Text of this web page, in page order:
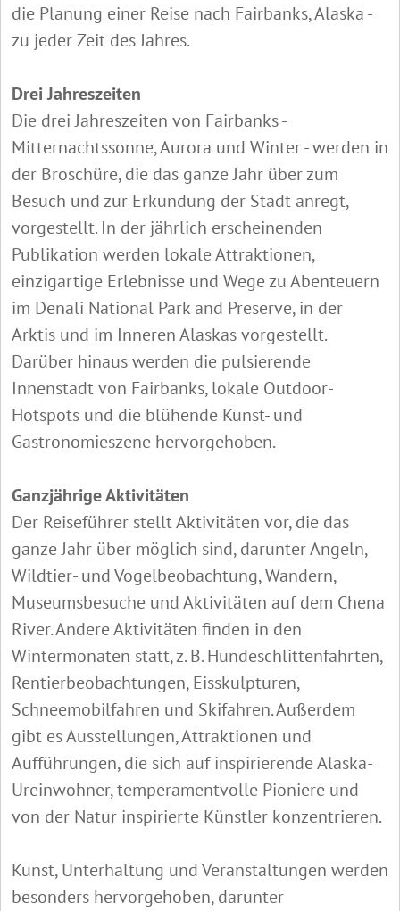
die Planung einer Reise nach Fairbanks, Alaska -
zu jeder Zeit des Jahres.
Drei Jahreszeiten
Die drei Jahreszeiten von Fairbanks -
Mitternachtssonne, Aurora und Winter - werden in
der Broschüre, die das ganze Jahr über zum
Besuch und zur Erkundung der Stadt anregt,
vorgestellt. In der jährlich erscheinenden
Publikation werden lokale Attraktionen,
einzigartige Erlebnisse und Wege zu Abenteuern
im Denali National Park and Preserve, in der
Arktis und im Inneren Alaskas vorgestellt.
Darüber hinaus werden die pulsierende
Innenstadt von Fairbanks, lokale Outdoor-
Hotspots und die blühende Kunst- und
Gastronomieszene hervorgehoben.
Ganzjährige Aktivitäten
Der Reiseführer stellt Aktivitäten vor, die das
ganze Jahr über möglich sind, darunter Angeln,
Wildtier- und Vogelbeobachtung, Wandern,
Museumsbesuche und Aktivitäten auf dem Chena
River. Andere Aktivitäten finden in den
Wintermonaten statt, z. B. Hundeschlittenfahrten,
Rentierbeobachtungen, Eisskulpturen,
Schneemobilfahren und Skifahren. Außerdem
gibt es Ausstellungen, Attraktionen und
Aufführungen, die sich auf inspirierende Alaska-
Ureinwohner, temperamentvolle Pioniere und
von der Natur inspirierte Künstler konzentrieren.
Kunst, Unterhaltung und Veranstaltungen werden
besonders hervorgehoben, darunter